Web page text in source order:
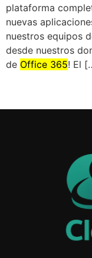
plataforma
nuevas
nuestros equipos
desde nuestros
de Office 365! El